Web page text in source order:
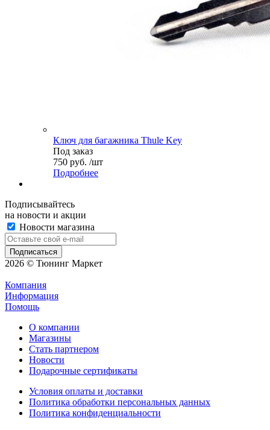
Ключ для багажника Thule Key
Под заказ
750 руб. /шт
Подробнее
Подписывайтесь
на новости и акции
Новости магазина
2026 © Тюнинг Маркет
Компания
Информация
Помощь
О компании
Магазины
Стать партнером
Новости
Подарочные сертификаты
Условия оплаты и доставки
Политика обработки персональных данных
Политика конфиденциальности